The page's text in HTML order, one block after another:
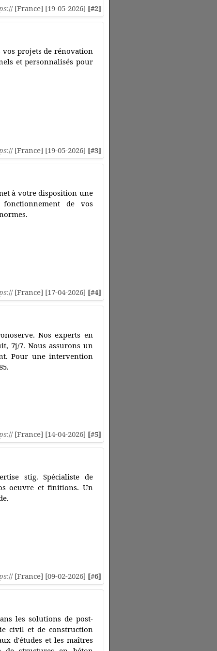
:// [France] [19-05-2026] [#2]
vos projets de rénovation
et personnalisés pour
:// [France] [19-05-2026] [#3]
à votre disposition une
de vos
:// [France] [17-04-2026] [#4]
Nos experts en
7j/7. Nous assurons un
Pour une intervention
:// [France] [14-04-2026] [#5]
stig. Spécialiste de
oeuvre et finitions. Un
:// [France] [09-02-2026] [#6]
les solutions de post-
civil et de construction
d'études et les maîtres